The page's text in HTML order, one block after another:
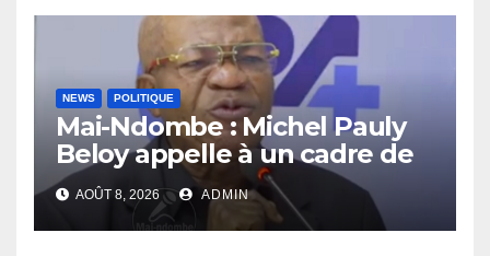
NEWS POLITIQUE
Mai-Ndombe : Michel Pauly
Beloy appelle à un cadre de
concertation avant la tenue
du dialogue inclusif
AOÛT 8, 2026 ADMIN